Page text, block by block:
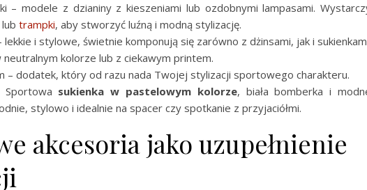
– modele z dzianiny z kieszeniami lub ozdobnymi lampasami.
trampki, aby stworzyć luźną i modną stylizację.
i stylowe, świetnie komponują się zarówno z dżinsami, jak i
kolorze lub z ciekawym printem.
– dodatek, który od razu nada Twojej stylizacji sportowego charakteru.
Sportowa sukienka w pastelowym kolorze, biała bomberka i
stylowo i idealnie na spacer czy spotkanie z przyjaciółmi.
akcesoria jako uzupełnienie